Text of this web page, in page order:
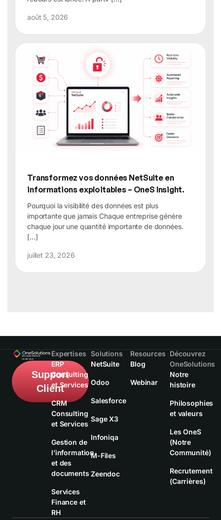
août 5, 2026
Transformez vos données NetSuite en
informations exploitables – OneS Insight.
Pourquoi la visibilité des données est plus
importante que jamais Chaque entreprise génère
chaque jour une quantité importante de données.
[…]
juillet 23, 2026
Support
Client
Expertises
ERP
Consulting
et Services
CRM
Consulting
et Services
Gestion de
l’information
et des
documents
Services
Finance et
RH
Solutions
NetSuite
Odoo
Salesforce
Sage X3
Infoniqa
M-Files
Zeendoc
Resources
Blog
Webinar
Découvrez
OneSolutions
Notre
histoire
Philosophies
et valeurs
Les OneS
(Notre
Communité)
Recrutement
(Carrières)